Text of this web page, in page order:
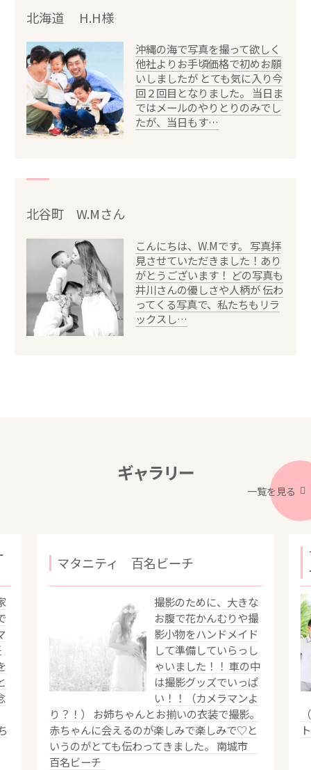
北海道 H.H様
沖縄の海で写真を撮って欲しく
他社よりお手頃価格で初めお願
いしましたが とても気に入り今
回２回目となりました。 当日ま
ではメールのやりとりのみでし
たが、当日もす…
北谷町 W.Mさん
こんにちは、W.Mです。 写真拝
見させていただきました！あり
がとうございます！ どの写真も
井川さんの優しさや人柄が 伝わ
ってくる写真で、私たちもリラ
ックスし…
ギャラリー
一覧を見る
マタニティ 百名ビーチ
撮影のために、大きな
お腹で花かんむりや撮
影小物をハンドメイド
して準備していらっし
ゃいました！！ 車の中
は撮影グッズでいっぱ
い！！（カメラマンよ
り？！） お姉ちゃんとお揃いの衣装で撮影。
赤ちゃんに会えるのが楽しみで楽しみで♡と
いうのがとても伝わってきました。 南城市
百名ビーチ